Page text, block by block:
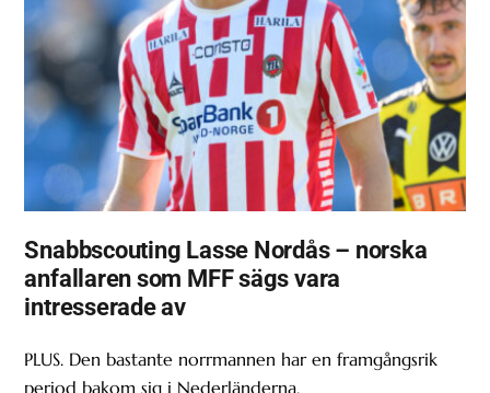
Snabbscouting Lasse Nordås – norska
anfallaren som MFF sägs vara
intresserade av
PLUS. Den bastante norrmannen har en framgångsrik
period bakom sig i Nederländerna.